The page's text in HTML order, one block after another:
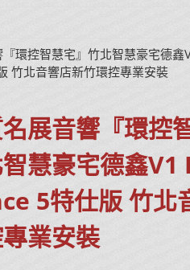
環控智慧宅』竹北智慧豪宅德鑫
竹北音響店新竹環控專業安裝
展音響『環控
慧豪宅德鑫V1
5特仕版 竹北
業安裝